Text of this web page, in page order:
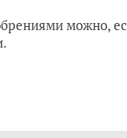
можно,